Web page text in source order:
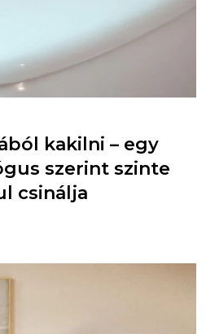
kakilni – egy
szerint szinte
csinálja